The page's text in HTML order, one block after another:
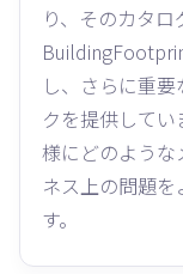
り、そのカタロ
し、さらに重
クを提供して
様にどのよう
ネス上の問題
す。‍